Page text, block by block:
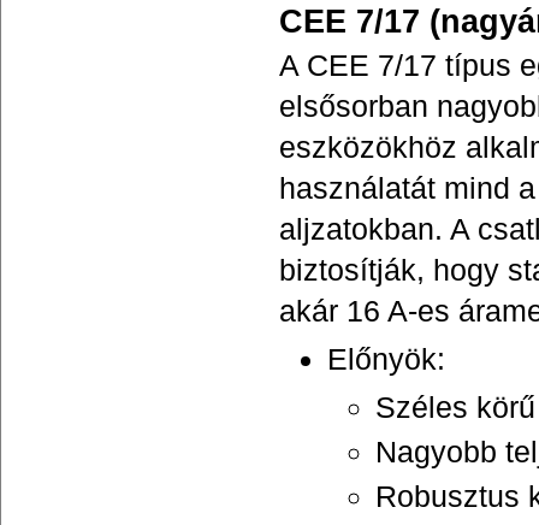
CEE 7/17
A CEE 7/17 típus
elsősorban
eszközökhöz
használatát mind
aljzatokban. A
biztosítják, hogy
akár 16 A-es
Előnyök:
Széles
Nagyobb
Robusztus